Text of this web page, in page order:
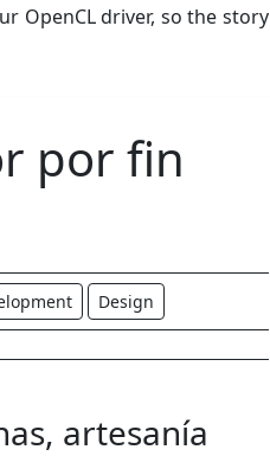
OpenCL driver, so the story
por fin
Design
artesanía